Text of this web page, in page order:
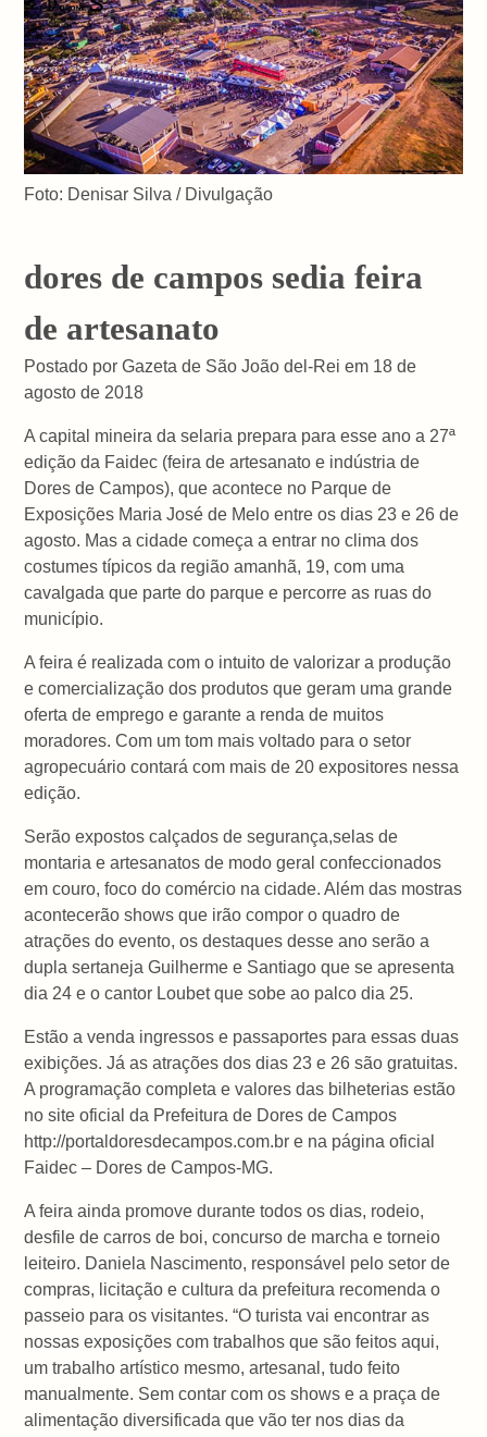
Foto: Denisar Silva / Divulgação
dores de campos sedia feira
de artesanato
Postado por Gazeta de São João del-Rei em 18 de
agosto de 2018
A capital mineira da selaria prepara para esse ano a 27ª
edição da Faidec (feira de artesanato e indústria de
Dores de Campos), que acontece no Parque de
Exposições Maria José de Melo entre os dias 23 e 26 de
agosto. Mas a cidade começa a entrar no clima dos
costumes típicos da região amanhã, 19, com uma
cavalgada que parte do parque e percorre as ruas do
município.
A feira é realizada com o intuito de valorizar a produção
e comercialização dos produtos que geram uma grande
oferta de emprego e garante a renda de muitos
moradores. Com um tom mais voltado para o setor
agropecuário contará com mais de 20 expositores nessa
edição.
Serão expostos calçados de segurança,selas de
montaria e artesanatos de modo geral confeccionados
em couro, foco do comércio na cidade. Além das mostras
acontecerão shows que irão compor o quadro de
atrações do evento, os destaques desse ano serão a
dupla sertaneja Guilherme e Santiago que se apresenta
dia 24 e o cantor Loubet que sobe ao palco dia 25.
Estão a venda ingressos e passaportes para essas duas
exibições. Já as atrações dos dias 23 e 26 são gratuitas.
A programação completa e valores das bilheterias estão
no site oficial da Prefeitura de Dores de Campos
http://portaldoresdecampos.com.br e na página oficial
Faidec – Dores de Campos-MG.
A feira ainda promove durante todos os dias, rodeio,
desfile de carros de boi, concurso de marcha e torneio
leiteiro. Daniela Nascimento, responsável pelo setor de
compras, licitação e cultura da prefeitura recomenda o
passeio para os visitantes. “O turista vai encontrar as
nossas exposições com trabalhos que são feitos aqui,
um trabalho artístico mesmo, artesanal, tudo feito
manualmente. Sem contar com os shows e a praça de
alimentação diversificada que vão ter nos dias da